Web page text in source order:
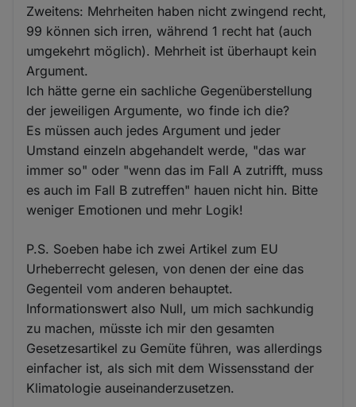
Zweitens: Mehrheiten haben nicht zwingend recht,
99 können sich irren, während 1 recht hat (auch
umgekehrt möglich). Mehrheit ist überhaupt kein
Argument.
Ich hätte gerne ein sachliche Gegenüberstellung
der jeweiligen Argumente, wo finde ich die?
Es müssen auch jedes Argument und jeder
Umstand einzeln abgehandelt werde, "das war
immer so" oder "wenn das im Fall A zutrifft, muss
es auch im Fall B zutreffen" hauen nicht hin. Bitte
weniger Emotionen und mehr Logik!
P.S. Soeben habe ich zwei Artikel zum EU
Urheberrecht gelesen, von denen der eine das
Gegenteil vom anderen behauptet.
Informationswert also Null, um mich sachkundig
zu machen, müsste ich mir den gesamten
Gesetzesartikel zu Gemüte führen, was allerdings
einfacher ist, als sich mit dem Wissensstand der
Klimatologie auseinanderzusetzen.